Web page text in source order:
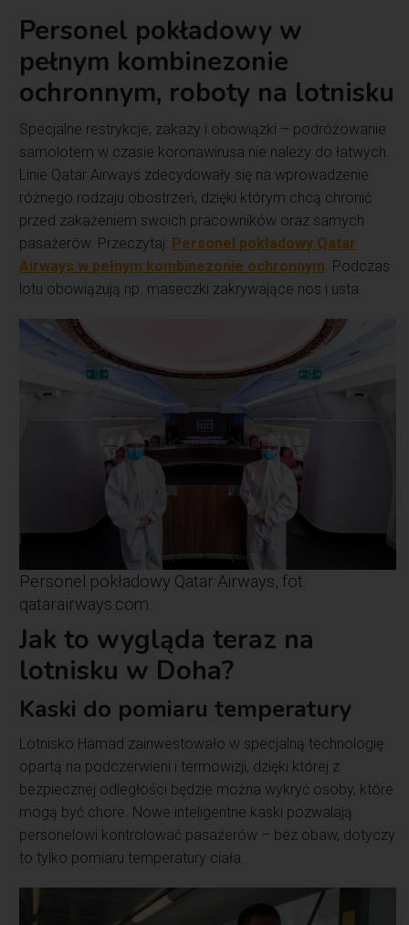
Personel pokładowy w
pełnym kombinezonie
ochronnym, roboty na lotnisku
Specjalne restrykcje, zakazy i obowiązki – podróżowanie
samolotem w czasie koronawirusa nie należy do łatwych.
Linie Qatar Airways zdecydowały się na wprowadzenie
różnego rodzaju obostrzeń, dzięki którym chcą chronić
przed zakażeniem swoich pracowników oraz samych
pasażerów. Przeczytaj: Personel pokładowy Qatar
Airways w pełnym kombinezonie ochronnym . Podczas
lotu obowiązują np. maseczki zakrywające nos i usta.
Personel pokładowy Qatar Airways, fot.
qatarairways.com
Jak to wygląda teraz na
lotnisku w Doha?
Kaski do pomiaru temperatury
Lotnisko Hamad zainwestowało w specjalną technologię
opartą na podczerwieni i termowizji, dzięki której z
bezpiecznej odległości będzie można wykryć osoby, które
mogą być chore. Nowe inteligentne kaski pozwalają
personelowi kontrolować pasażerów – bez obaw, dotyczy
to tylko pomiaru temperatury ciała.